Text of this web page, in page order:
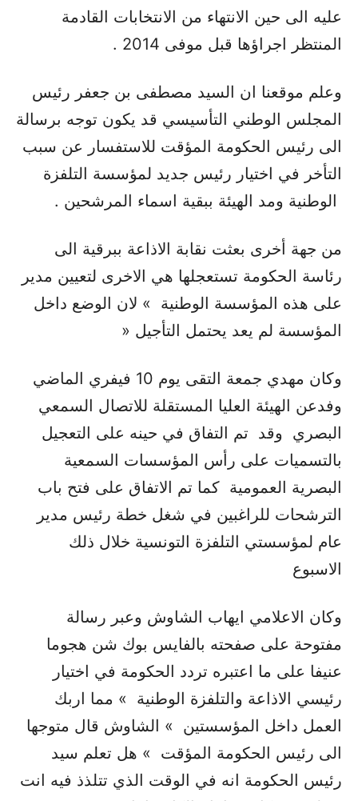
عليه الى حين الانتهاء من الانتخابات القادمة
المنتظر اجراؤها قبل موفى 2014 .
وعلم موقعنا ان السيد مصطفى بن جعفر رئيس
المجلس الوطني التأسيسي قد يكون توجه برسالة
الى رئيس الحكومة المؤقت للاستفسار عن سبب
التأخر في اختيار رئيس جديد لمؤسسة التلفزة
الوطنية ومد الهيئة ببقية اسماء المرشحين .
من جهة أخرى بعثت نقابة الاذاعة ببرقية الى
رئاسة الحكومة تستعجلها هي الاخرى لتعيين مدير
على هذه المؤسسة الوطنية » لان الوضع داخل
المؤسسة لم يعد يحتمل التأجيل «
وكان مهدي جمعة التقى يوم 10 فيفري الماضي
وفدعن الهيئة العليا المستقلة للاتصال السمعي
البصري وقد تم التفاق في حينه على التعجيل
بالتسميات على رأس المؤسسات السمعية
البصرية العمومية كما تم الاتفاق على فتح باب
الترشحات للراغبين في شغل خطة رئيس مدير
عام لمؤسستي التلفزة التونسية خلال ذلك
الاسبوع
وكان الاعلامي ايهاب الشاوش وعبر رسالة
مفتوحة على صفحته بالفايس بوك شن هجوما
عنيفا على ما اعتبره تردد الحكومة في اختيار
رئيسي الاذاعة والتلفزة الوطنية » مما اربك
العمل داخل المؤسستين » الشاوش قال متوجها
الى رئيس الحكومة المؤقت » هل تعلم سيد
رئيس الحكومة انه في الوقت الذي تتلذذ فيه انت